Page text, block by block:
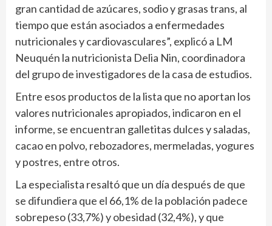
gran cantidad de azúcares, sodio y grasas trans, al
tiempo que están asociados a enfermedades
nutricionales y cardiovasculares”, explicó a LM
Neuquén la nutricionista Delia Nin, coordinadora
del grupo de investigadores de la casa de estudios.
Entre esos productos de la lista que no aportan los
valores nutricionales apropiados, indicaron en el
informe, se encuentran galletitas dulces y saladas,
cacao en polvo, rebozadores, mermeladas, yogures
y postres, entre otros.
La especialista resaltó que un día después de que
se difundiera que el 66,1% de la población padece
sobrepeso (33,7%) y obesidad (32,4%), y que